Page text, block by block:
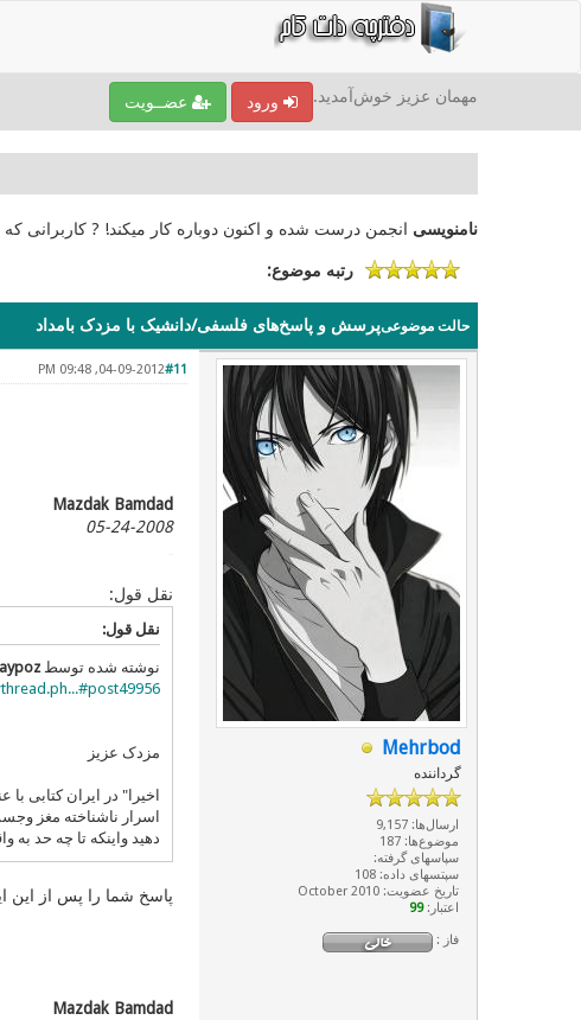
ورود عضــویت مهمان عزیز خوش‌آمدید.
نامنویسی انجمن درست شده و اکنون دوباره کار میکند! ? کاربرانی
رتبه موضوع:
حالت موضوعیپرسش و پاسخ‌های فلسفی/دانشیک با مزدک بامداد
Mehrbod
گرداننده
ارسال‌ها: 9,157
موضوع‌ها: 187
سپاسهای گرفته:
سپتسهای داده: 108
تاریخ عضویت: October 2010
اعتبار:99
فاز :
#11
04-09-2012, 09:48 PM
Mazdak Bamdad
05-24-2008
نقل قول:
نقل قول:
نوشته شده توسط
مزدک عزیز
اخیرا" در ایران کتابی
اسرار ناشناخته مغز
دهید واینکه تا چه حد
پاسخ شما را پس از این
Mazdak Bamdad